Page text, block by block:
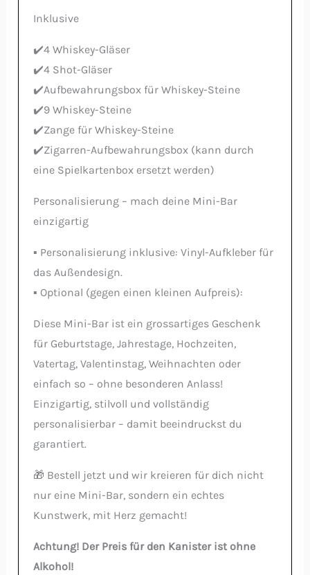
Inklusive
✔️4 Whiskey-Gläser
✔️4 Shot-Gläser
✔️Aufbewahrungsbox für Whiskey-Steine
✔️9 Whiskey-Steine
✔️Zange für Whiskey-Steine
✔️Zigarren-Aufbewahrungsbox (kann durch
eine Spielkartenbox ersetzt werden)
Personalisierung – mach deine Mini-Bar
einzigartig
▪️ Personalisierung inklusive: Vinyl-Aufkleber für
das Außendesign.
▪️ Optional (gegen einen kleinen Aufpreis):
Diese Mini-Bar ist ein grossartiges Geschenk
für Geburtstage, Jahrestage, Hochzeiten,
Vatertag, Valentinstag, Weihnachten oder
einfach so – ohne besonderen Anlass!
Einzigartig, stilvoll und vollständig
personalisierbar – damit beeindruckst du
garantiert.
🎁 Bestell jetzt und wir kreieren für dich nicht
nur eine Mini-Bar, sondern ein echtes
Kunstwerk, mit Herz gemacht!
Achtung! Der Preis für den Kanister ist ohne
Alkohol!